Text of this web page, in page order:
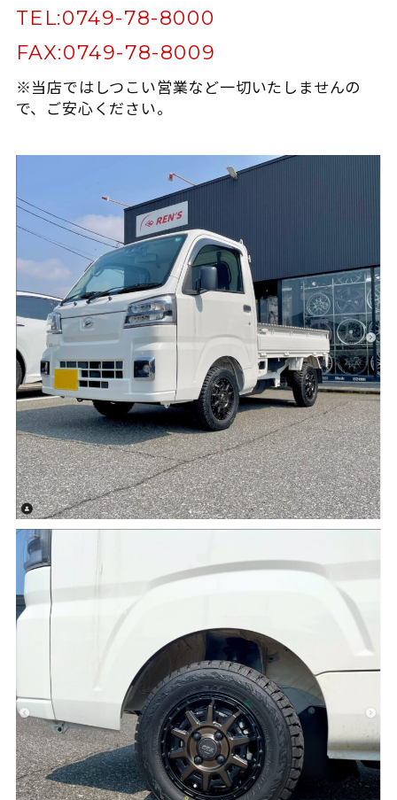
TEL:0749-78-8000
FAX:0749-78-8009
※当店ではしつこい営業など一切いたしませんの
で、ご安心ください。